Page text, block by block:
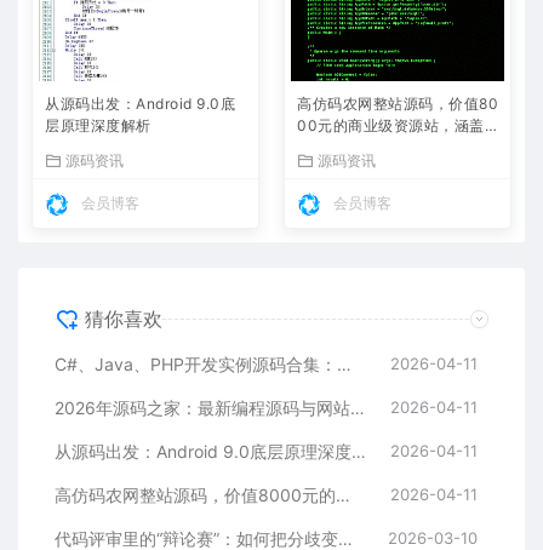
从源码出发：Android 9.0底
层原理深度解析
源码资讯
会员博客
高仿码农网整站源码，价值80
00元的商业级资源站，涵盖
源码资讯
会员博客
猜你喜欢
C#、Java、PHP开发实例源码合集：算法、框架与工具类全解析 2026-04-11
2026年源码之家：最新编程源码与网站模板集中营，每日更新热门项目 2026-04-11
从源码出发：Android 9.0底层原理深度解析 2026-04-11
高仿码农网整站源码，价值8000元的商业级资源站，涵盖源码、教程、工具下载 2026-04-11
代码评审里的“辩论赛”：如何把分歧变成团队成长的阶梯 2026-03-10